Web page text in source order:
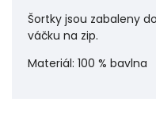
Šortky jsou zabaleny
váčku na zip.
Materiál: 100 % bavlna